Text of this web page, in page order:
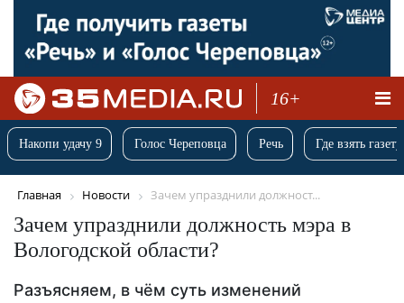
16+
Накопи удачу 9 Голос Череповца Речь Где взять
Главная Новости Зачем упразднили должност...
Зачем упразднили должность мэра в
Вологодской области?
Разъясняем, в чём суть изменений